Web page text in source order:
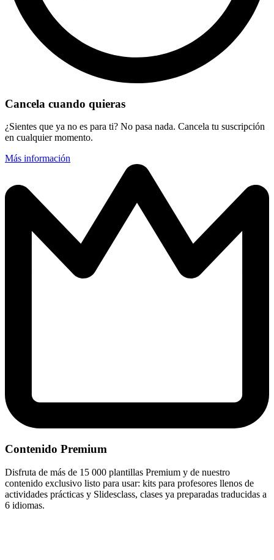
Cancela cuando quieras
¿Sientes que ya no es para ti? No pasa nada. Cancela tu suscripción
en cualquier momento.
Más información
Contenido Premium
Disfruta de más de 15 000 plantillas Premium y de nuestro
contenido exclusivo listo para usar: kits para profesores llenos de
actividades prácticas y Slidesclass, clases ya preparadas traducidas a
6 idiomas.